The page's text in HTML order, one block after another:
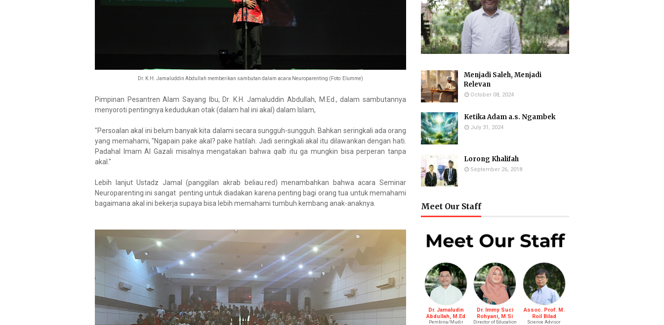
Dr. K.H. Jamaluddin Abdullah memberikan sambutan dalam acara Neuroparenting (Foto: Elumme)
Pimpinan Pesantren Alam Sayang Ibu, Dr. K.H. Jamaluddin Abdullah, M.Ed., dalam sambutannya
menyoroti pentingnya kedudukan otak (dalam hal ini akal) dalam Islam,
"Persoalan akal ini belum banyak kita dalami secara sungguh-sungguh. Bahkan seringkali ada orang
yang memahami, "Ngapain pake akal? pake hatilah. Jadi seringkali akal itu dilawankan dengan hati.
Padahal Imam Al Gazali misalnya mengatakan bahwa qalb itu ga mungkin bisa perperan tanpa
akal."
Lebih lanjut Ustadz Jamal (panggilan akrab beliau.red) menambahkan bahwa acara Seminar
Neuroparenting ini sangat penting untuk diadakan karena penting bagi orang tua untuk memahami
bagaimana akal ini bekerja supaya bisa lebih memahami tumbuh kembang anak-anaknya.
Menjadi Saleh, Menjadi
Relevan
October 08, 2024
Ketika Adam a.s. Ngambek
July 31, 2024
Lorong Khalifah
September 26, 2018
Meet Our Staff
Dr. Jamaludin
Abdullah, M.Ed
Pembina/Mudir
Dr. Immy Suci
Rohyani, M.Si
Director of Education
Assoc. Prof. M.
Roil Bilad
Science Advisor